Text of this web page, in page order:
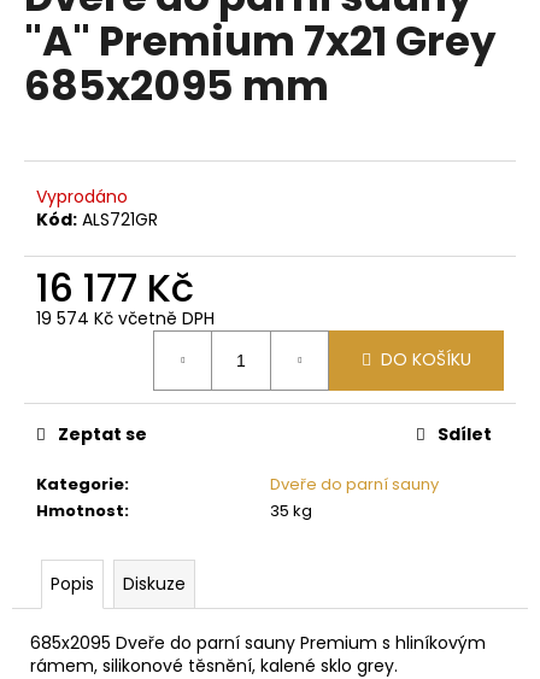
0,0
5
hvězdiček.
"A" Premium 7x21 Grey
685x2095 mm
Vyprodáno
Kód: ALS721GR
16 177 Kč
19 574 Kč včetně DPH
DO KOŠÍKU
Kategorie:
Dveře do parní sauny
Hmotnost: 35 kg
Zeptat se Sdílet
Popis Diskuze
685x2095 Dveře do parní sauny Premium s hliníkovým
rámem, silikonové těsnění, kalené sklo grey.
a
j
í
?
o
p
u
m